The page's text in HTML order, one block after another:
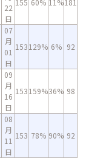
22
日
155 60% 11%181
07
月
01
日
153129% 6% 92
09
月
16
日
153159%36% 98
08
月
11
日
153 78% 90% 92